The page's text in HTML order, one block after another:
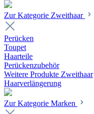
Zur Kategorie Zweithaar
Perücken
Toupet
Haarteile
Perückenzubehör
Weitere Produkte Zweithaar
Haarverlängerung
Zur Kategorie Marken